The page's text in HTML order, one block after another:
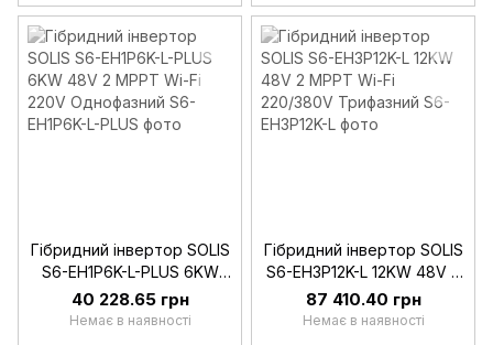
Гібридний інвертор SOLIS
S6-EH1P6K-L-PLUS 6KW
48V 2 MPPT Wi-Fi 220V
Однофазний
40 228.65 грн
Немає в наявності
Гібридний інвертор SOLIS
S6-EH3P12K-L 12KW 48V 2
MPPT Wi-Fi 220/380V
Трифазний
87 410.40 грн
Немає в наявності